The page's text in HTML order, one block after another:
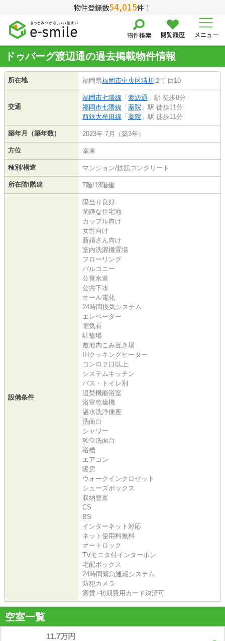
物件登録数54,015件！
物件検索 閲覧履歴 メニュー
ドゥバーグ渡辺通の過去掲載物件情報
所在地 福岡県福岡市中央区清川 ２丁目10
交通
福岡市七隈線 「渡辺通 」駅 徒歩8分
福岡市七隈線 「薬院 」駅 徒歩11分
西鉄大牟田線 「薬院 」駅 徒歩11分
築年月（築年数） 2023年 7月（築3年）
方位 南東
種別/構造 マンション/鉄筋コンクリート
所在階/階建 7階/13階建
設備条件
陽当り良好
閑静な住宅地
カップル向け
女性向け
新婚さん向け
室内洗濯機置場
フローリング
バルコニー
公営水道
公共下水
オール電化
24時間換気システム
エレベーター
電気有
駐輪場
敷地内ごみ置き場
IHクッキングヒーター
コンロ２口以上
システムキッチン
バス・トイレ別
追焚機能浴室
浴室乾燥機
温水洗浄便座
洗面台
シャワー
独立洗面台
浴槽
エアコン
暖房
ウォークインクロゼット
シューズボックス
収納豊富
CS
BS
インターネット対応
ネット使用料無料
オートロック
TVモニタ付インターホン
宅配ボックス
24時間緊急通報システム
防犯カメラ
家賃+初期費用カード決済可
空室一覧
11.7万円